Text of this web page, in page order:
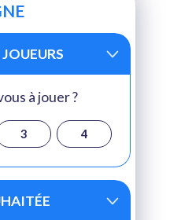
à jouer ?
3 4